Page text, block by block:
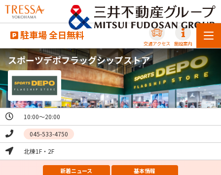
駐車場 全日無料
交通アクセス 施設案内
スポーツデポフラッグシップストア
10:00～20:00
045-533-4750
北棟1F・2F
新着ニュース 基本情報